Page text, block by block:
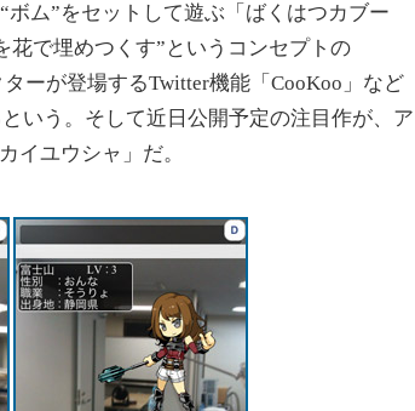
ム”をセットして遊ぶ「ばくはつカブー
花で埋めつくす”というコンセプトの
ターが登場するTwitter機能「CooKoo」など
いう。そして近日公開予定の注目作が、ア
イユウシャ」だ。